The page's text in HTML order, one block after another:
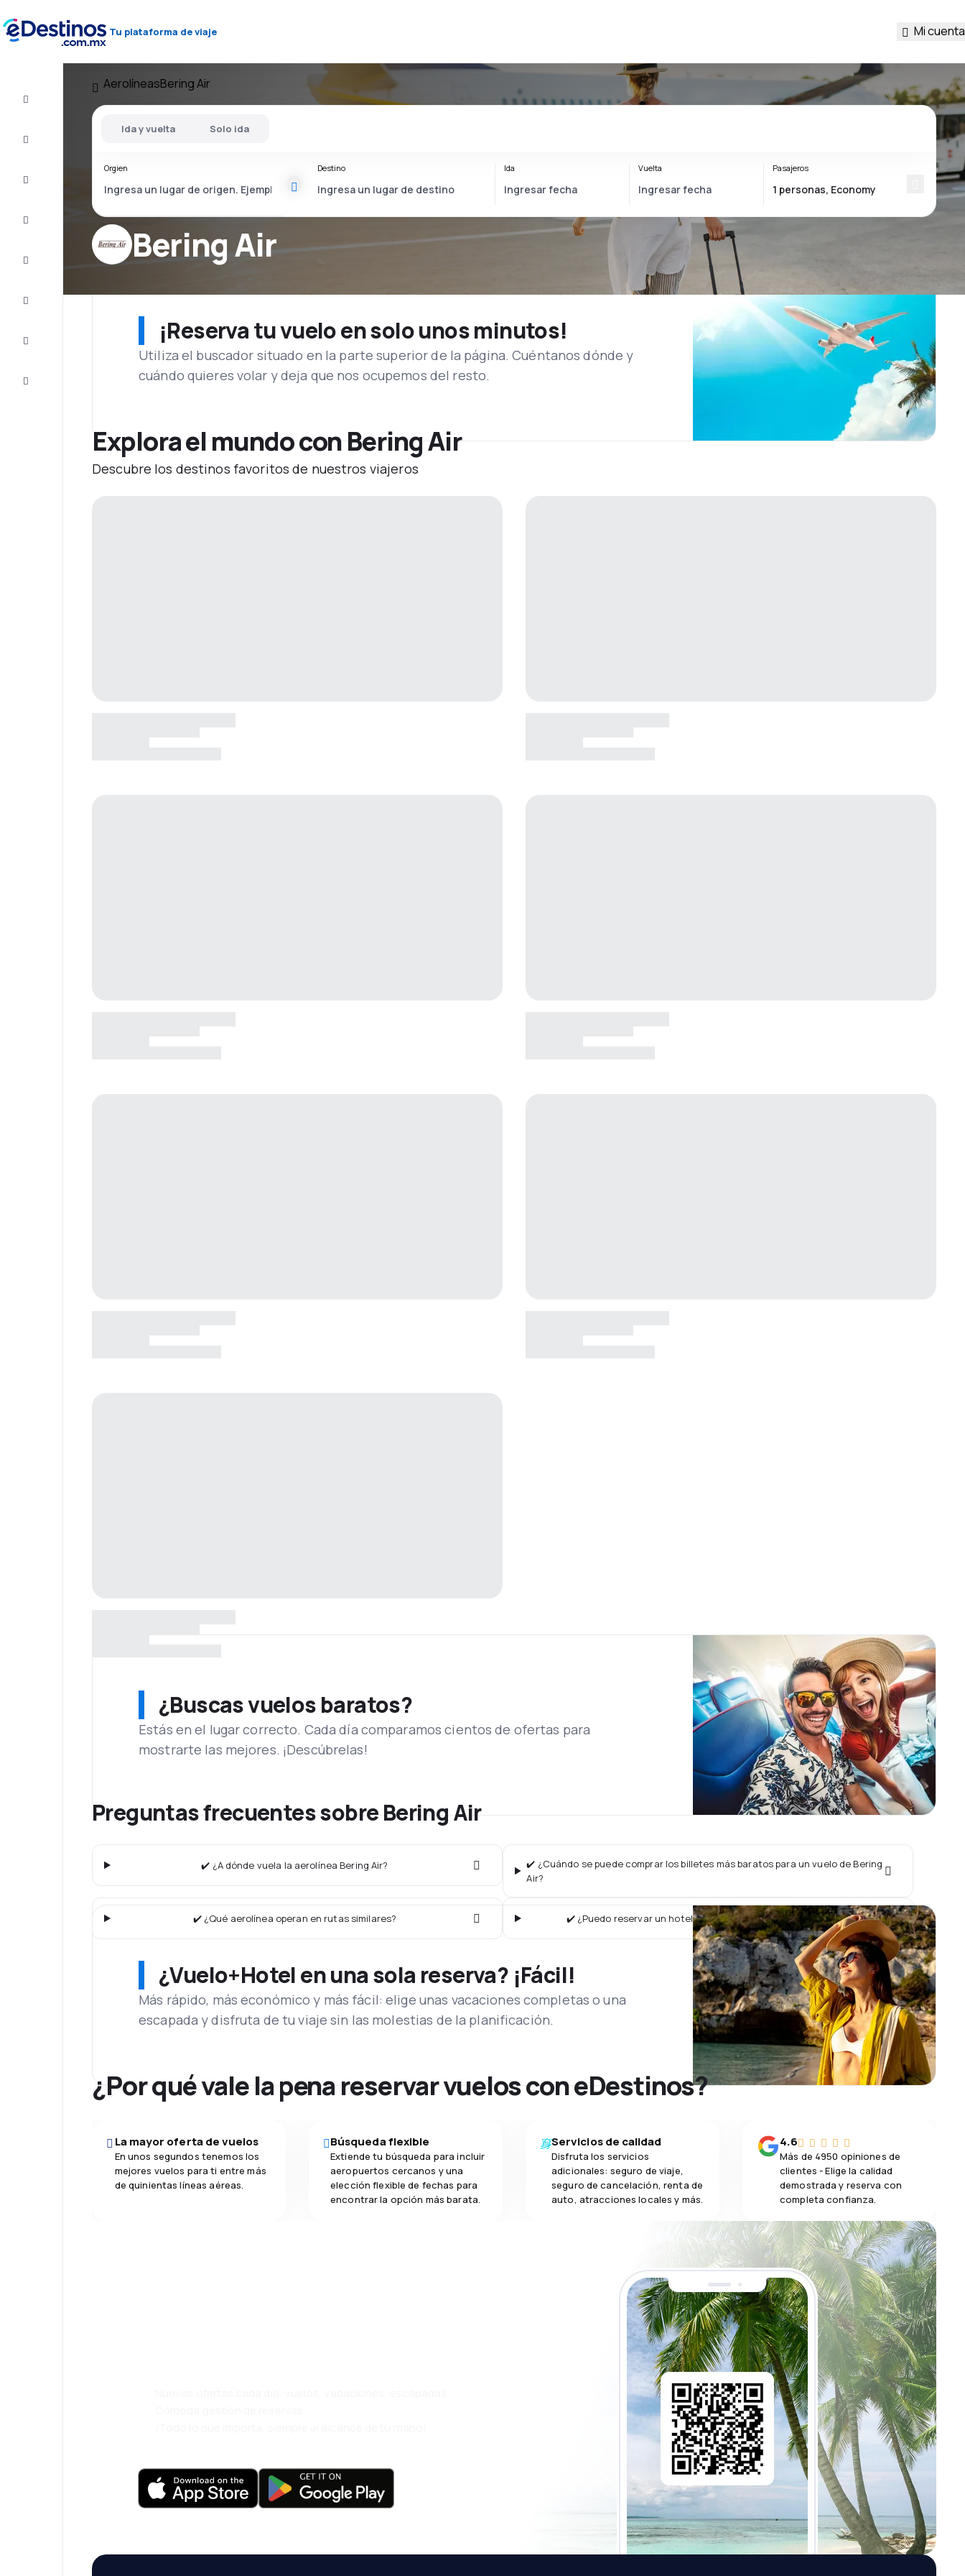
Tu plataforma de viaje Mi cuenta
Completa
AerolíneasBering Air
Bering Air
Ida y vuelta Solo ida
Orgien Destino Ida Vuelta Pasajeros
¡Reserva tu vuelo en solo unos minutos!
Utiliza el buscador situado en la parte superior de la página. Cuéntanos dónde y
cuándo quieres volar y deja que nos ocupemos del resto.
Explora el mundo con Bering Air
Descubre los destinos favoritos de nuestros viajeros
¿Buscas vuelos baratos?
Estás en el lugar correcto. Cada día comparamos cientos de ofertas para
mostrarte las mejores. ¡Descúbrelas!
Preguntas frecuentes sobre Bering Air
✔️ ¿A dónde vuela la aerolínea Bering Air?
✔️ ¿Cuándo se puede comprar los billetes más baratos para un vuelo de Bering
Air?
✔️ ¿Qué aerolínea operan en rutas similares? ✔️ ¿Puedo reservar un hotel junto con un vuelo de Bering Air?
¿Vuelo+Hotel en una sola reserva? ¡Fácil!
Más rápido, más económico y más fácil: elige unas vacaciones completas o una
escapada y disfruta de tu viaje sin las molestias de la planificación.
¿Por qué vale la pena reservar vuelos con eDestinos?
La mayor oferta de vuelos
En unos segundos tenemos los
mejores vuelos para ti entre más
de quinientas líneas aéreas.
Búsqueda flexible
Extiende tu búsqueda para incluir
aeropuertos cercanos y una
elección flexible de fechas para
encontrar la opción más barata.
Servicios de calidad
Disfruta los servicios
adicionales: seguro de viaje,
seguro de cancelación, renta de
auto, atracciones locales y más.
4.6
Más de 4950 opiniones de
clientes - Elige la calidad
demostrada y reserva con
completa confianza.